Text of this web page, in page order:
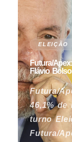
ELEIÇÃO
Futura/
Flávio
Futura/
46,1% de
turno
Futura/